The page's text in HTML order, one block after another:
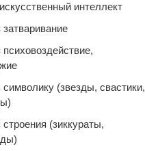
интеллект
(звезды, свастики,
(зиккураты,